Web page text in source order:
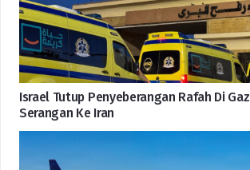
Israel Tutup Penyeberangan Rafah Di
Serangan Ke Iran